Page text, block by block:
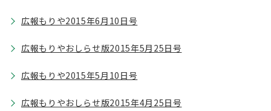
広報もりや2015年6月10日号
広報もりやおしらせ版2015年5月25日号
広報もりや2015年5月10日号
広報もりやおしらせ版2015年4月25日号